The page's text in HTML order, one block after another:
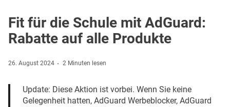
Fit für die Schule mit AdGuard:
Rabatte auf alle Produkte
26. August 2024 2 Minuten lesen
Update: Diese Aktion ist vorbei. Wenn Sie keine
Gelegenheit hatten, AdGuard Werbeblocker, AdGuard